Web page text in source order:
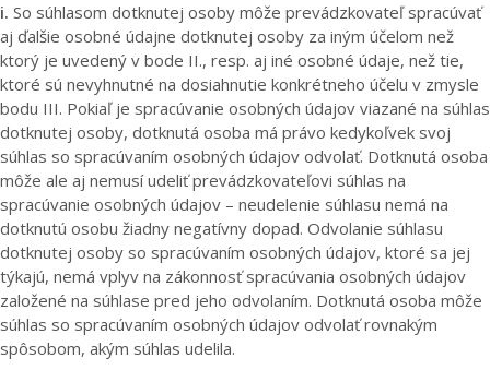
i. So súhlasom dotknutej osoby môže prevádzkovateľ spracúvať
aj ďalšie osobné údajne dotknutej osoby za iným účelom než
ktorý je uvedený v bode II., resp. aj iné osobné údaje, než tie,
ktoré sú nevyhnutné na dosiahnutie konkrétneho účelu v zmysle
bodu III. Pokiaľ je spracúvanie osobných údajov viazané na súhlas
dotknutej osoby, dotknutá osoba má právo kedykoľvek svoj
súhlas so spracúvaním osobných údajov odvolať. Dotknutá osoba
môže ale aj nemusí udeliť prevádzkovateľovi súhlas na
spracúvanie osobných údajov – neudelenie súhlasu nemá na
dotknutú osobu žiadny negatívny dopad. Odvolanie súhlasu
dotknutej osoby so spracúvaním osobných údajov, ktoré sa jej
týkajú, nemá vplyv na zákonnosť spracúvania osobných údajov
založené na súhlase pred jeho odvolaním. Dotknutá osoba môže
súhlas so spracúvaním osobných údajov odvolať rovnakým
spôsobom, akým súhlas udelila.